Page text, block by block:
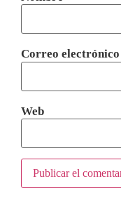
Correo electrónico
Web